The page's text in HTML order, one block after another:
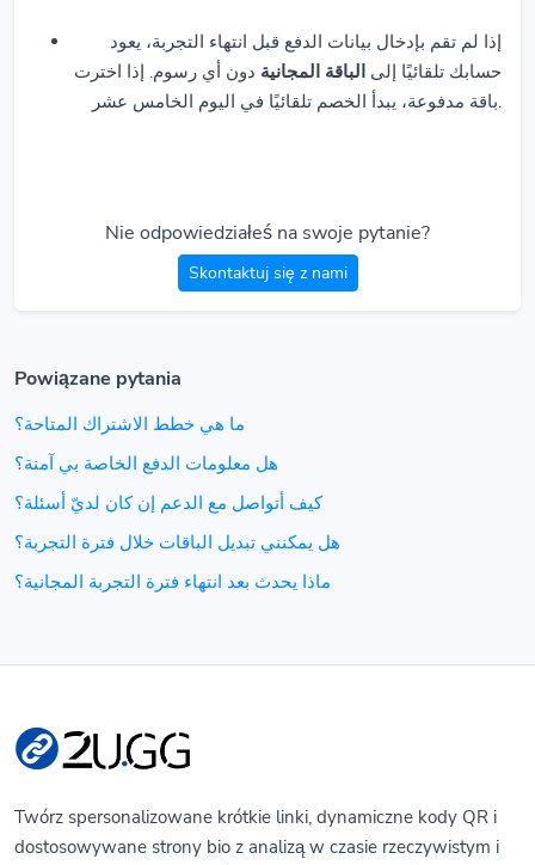
إذا لم تقم بإدخال بيانات الدفع قبل انتهاء التجربة، يعود
حسابك تلقائيًا إلى الباقة المجانية دون أي رسوم. إذا اخترت
باقة مدفوعة، يبدأ الخصم تلقائيًا في اليوم الخامس عشر.
Nie odpowiedziałeś na swoje pytanie?
Skontaktuj się z nami
Powiązane pytania
ما هي خطط الاشتراك المتاحة؟
هل معلومات الدفع الخاصة بي آمنة؟
كيف أتواصل مع الدعم إن كان لديّ أسئلة؟
هل يمكنني تبديل الباقات خلال فترة التجربة؟
ماذا يحدث بعد انتهاء فترة التجربة المجانية؟
Twórz spersonalizowane krótkie linki, dynamiczne kody QR i
dostosowywane strony bio z analizą w czasie rzeczywistym i